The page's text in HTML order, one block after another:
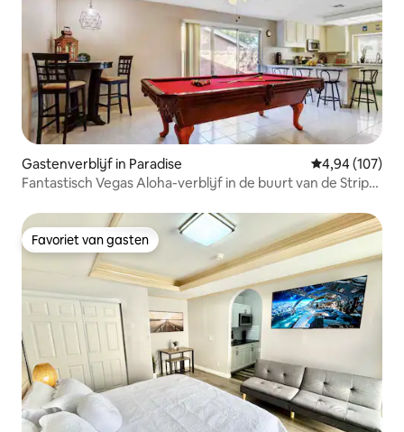
Gastenverblijf in Paradise Gemiddelde
4,94 (107)
Fantastisch Vegas Aloha-verblijf in de buurt van de Strip
Favoriet van gasten
Favoriet van gasten